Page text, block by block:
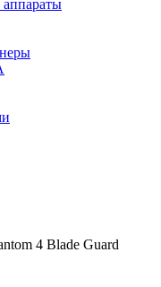
аппараты
4 Blade Guard